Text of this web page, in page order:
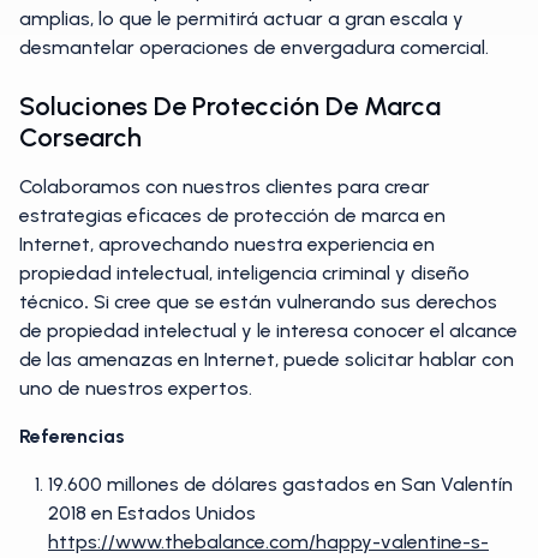
amplias, lo que le permitirá actuar a gran escala y
desmantelar operaciones de envergadura comercial.
Soluciones De Protección De Marca
Corsearch
Colaboramos con nuestros clientes para crear
estrategias eficaces de protección de marca en
Internet, aprovechando nuestra experiencia en
propiedad intelectual, inteligencia criminal y diseño
técnico. Si cree que se están vulnerando sus derechos
de propiedad intelectual y le interesa conocer el alcance
de las amenazas en Internet, puede solicitar hablar con
uno de nuestros expertos.
Referencias
19.600 millones de dólares gastados en San Valentín
2018 en Estados Unidos
https://www.thebalance.com/happy-valentine-s-